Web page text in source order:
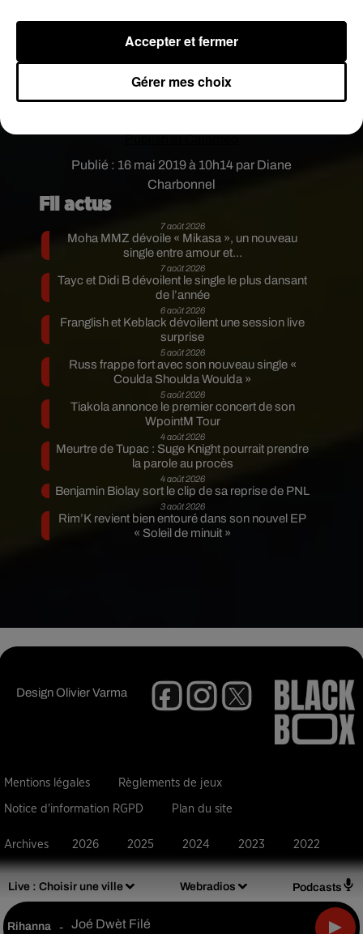
Live : Choisir une ville Webradios Podcasts
Rihanna - Joé Dwèt Filé
Publié : 16 mai 2019 à 10h14 par Diane
Charbonnel
Publish at Calameo
Fil actus
7 août 2026
Moha MMZ dévoile « Mikasa », un nouveau
single entre amour et...
7 août 2026
Tayc et Didi B dévoilent le single le plus dansant
de l’année
6 août 2026
Franglish et Keblack dévoilent une session live
surprise
5 août 2026
Russ frappe fort avec son nouveau single «
Coulda Shoulda Woulda »
5 août 2026
Tiakola annonce le premier concert de son
WpointM Tour
4 août 2026
Meurtre de Tupac : Suge Knight pourrait prendre
la parole au procès
4 août 2026
Benjamin Biolay sort le clip de sa reprise de PNL
3 août 2026
Rim’K revient bien entouré dans son nouvel EP
« Soleil de minuit »
DesignOlivier Varma
Mentions légales Règlements de jeux
Notice d'information RGPD Plan du site
Archives 2026 2025 2024 2023 2022
Gérer mes choix
Accepter et fermer